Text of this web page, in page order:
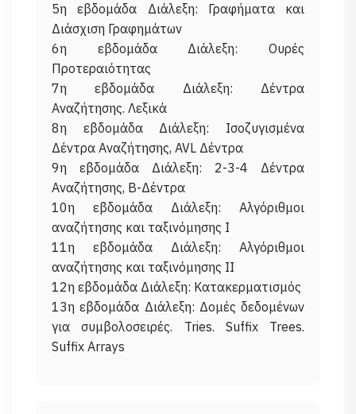
5η εβδομάδα Διάλεξη: Γραφήματα και
Διάσχιση Γραφημάτων
6η εβδομάδα Διάλεξη: Ουρές
Προτεραιότητας
7η εβδομάδα Διάλεξη: Δέντρα
Αναζήτησης. Λεξικά
8η εβδομάδα Διάλεξη: Ισοζυγισμένα
Δέντρα Αναζήτησης, AVL Δέντρα
9η εβδομάδα Διάλεξη: 2-3-4 Δέντρα
Αναζήτησης, Β-Δέντρα
10η εβδομάδα Διάλεξη: Αλγόριθμοι
αναζήτησης και ταξινόμησης I
11η εβδομάδα Διάλεξη: Αλγόριθμοι
αναζήτησης και ταξινόμησης II
12η εβδομάδα Διάλεξη: Κατακερματισμός
13η εβδομάδα Διάλεξη: Δομές δεδομένων
για συμβολοσειρές. Tries. Suffix Trees.